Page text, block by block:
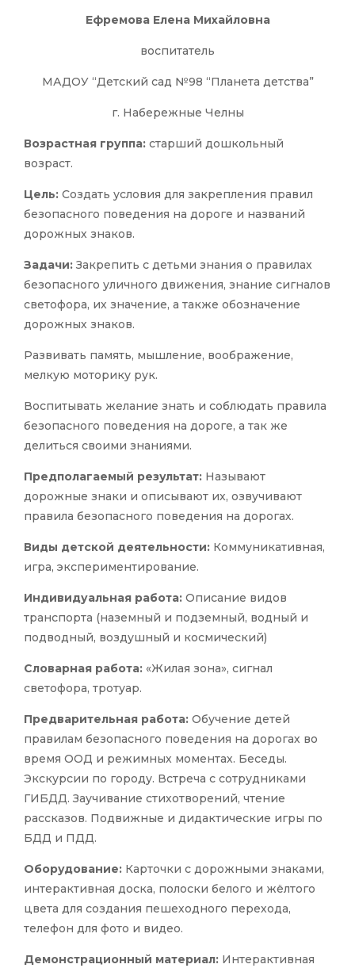
Ефремова Елена Михайловна
воспитатель
МАДОУ “Детский сад №98 “Планета детства”
г. Набережные Челны
Возрастная группа: старший дошкольный
возраст.
Цель: Создать условия для закрепления правил
безопасного поведения на дороге и названий
дорожных знаков.
Задачи: Закрепить с детьми знания о правилах
безопасного уличного движения, знание сигналов
светофора, их значение, а также обозначение
дорожных знаков.
Развивать память, мышление, воображение,
мелкую моторику рук.
Воспитывать желание знать и соблюдать правила
безопасного поведения на дороге, а так же
делиться своими знаниями.
Предполагаемый результат: Называют
дорожные знаки и описывают их, озвучивают
правила безопасного поведения на дорогах.
Виды детской деятельности: Коммуникативная,
игра, экспериментирование.
Индивидуальная работа: Описание видов
транспорта (наземный и подземный, водный и
подводный, воздушный и космический)
Словарная работа: «Жилая зона», сигнал
светофора, тротуар.
Предварительная работа: Обучение детей
правилам безопасного поведения на дорогах во
время ООД и режимных моментах. Беседы.
Экскурсии по городу. Встреча с сотрудниками
ГИБДД. Заучивание стихотворений, чтение
рассказов. Подвижные и дидактические игры по
БДД и ПДД.
Оборудование: Карточки с дорожными знаками,
интерактивная доска, полоски белого и жёлтого
цвета для создания пешеходного перехода,
телефон для фото и видео.
Демонстрационный материал: Интерактивная